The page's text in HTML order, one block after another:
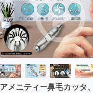
テクノロジー
映像・映画
ビジネス・起
アメニティー鼻毛カッタ